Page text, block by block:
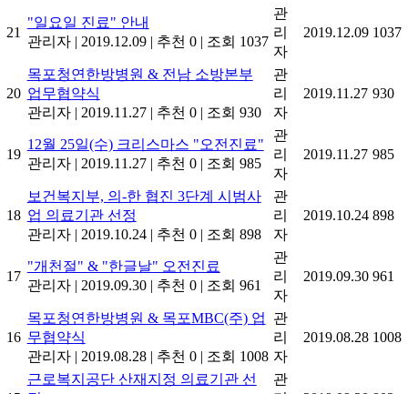
21
"일요일 진료" 안내
관리자 | 2019.12.09 | 추천 0 | 조회 1037
관
리
자
2019.12.09 1037
20
목포청연한방병원 & 전남 소방본부
업무협약식
관리자 | 2019.11.27 | 추천 0 | 조회 930
관
리
자
2019.11.27 930
19
12월 25일(수) 크리스마스 "오전진료"
관리자 | 2019.11.27 | 추천 0 | 조회 985
관
리
자
2019.11.27 985
18
보건복지부, 의-한 협진 3단계 시범사
업 의료기관 선정
관리자 | 2019.10.24 | 추천 0 | 조회 898
관
리
자
2019.10.24 898
17
"개천절" & "한글날" 오전진료
관리자 | 2019.09.30 | 추천 0 | 조회 961
관
리
자
2019.09.30 961
16
목포청연한방병원 & 목포MBC(주) 업
무협약식
관리자 | 2019.08.28 | 추천 0 | 조회 1008
관
리
자
2019.08.28 1008
근로복지공단 산재지정 의료기관 선
관